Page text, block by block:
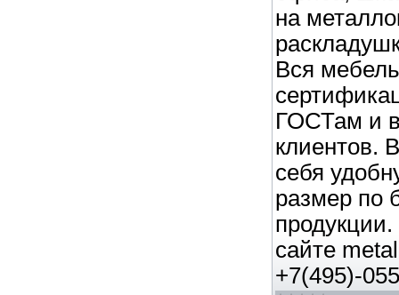
на
Вся
ГОСТам и
клиентов.
себя
размер по
сайте
+7(495)-